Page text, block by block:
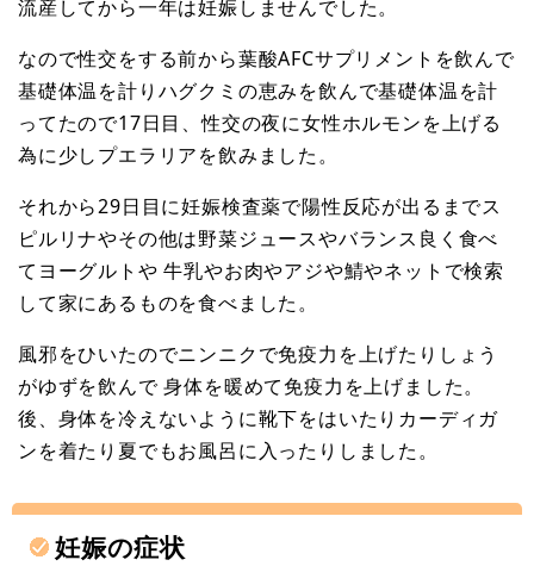
流産してから一年は妊娠しませんでした。
なので性交をする前から葉酸AFCサプリメントを飲んで
基礎体温を計りハグクミの恵みを飲んで基礎体温を計
ってたので17日目、性交の夜に女性ホルモンを上げる
為に少しプエラリアを飲みました。
それから29日目に妊娠検査薬で陽性反応が出るまでス
ピルリナやその他は野菜ジュースやバランス良く食べ
てヨーグルトや 牛乳やお肉やアジや鯖やネットで検索
して家にあるものを食べました。
風邪をひいたのでニンニクで免疫力を上げたりしょう
がゆずを飲んで 身体を暖めて免疫力を上げました。
後、身体を冷えないように靴下をはいたりカーディガ
ンを着たり夏でもお風呂に入ったりしました。
妊娠の症状